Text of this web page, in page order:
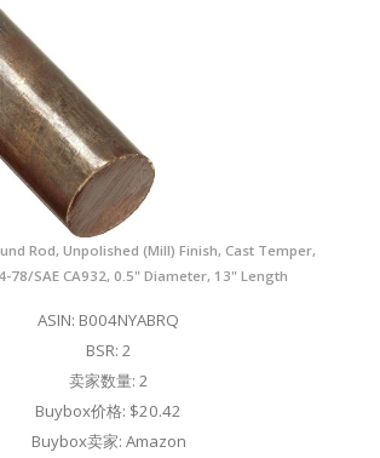
Rod, Unpolished (Mill) Finish, Cast Temper,
78/SAE CA932, 0.5" Diameter, 13" Length
ASIN: B004NYABRQ
BSR: 2
卖家数量: 2
Buybox价格: $20.42
Buybox卖家: Amazon